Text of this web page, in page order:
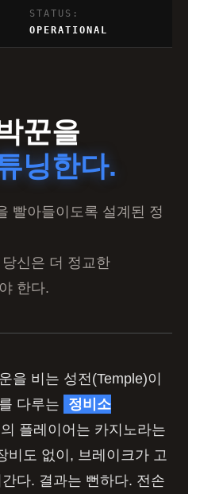
STATUS:
OPERATIONAL
꾼을
닝한다.
빨아들이도록 설계된 정
신은 더 정교한
한다.
을 비는 성전(Temple)이
다루는
정비소
플레이어는 카지노라는
비도 없이, 브레이크가 고
다. 결과는 뻔하다. 전손